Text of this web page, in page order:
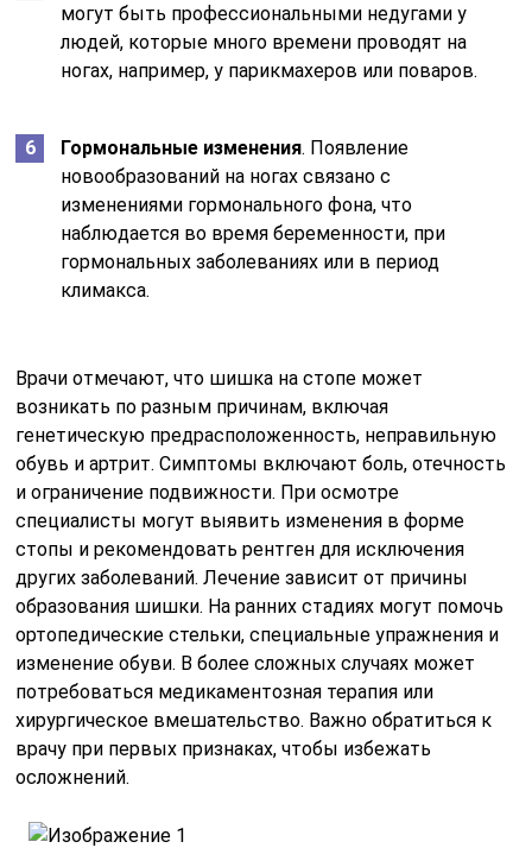
могут быть профессиональными недугами у
людей, которые много времени проводят на
ногах, например, у парикмахеров или поваров.
Гормональные изменения. Появление
новообразований на ногах связано с
изменениями гормонального фона, что
наблюдается во время беременности, при
гормональных заболеваниях или в период
климакса.
Врачи отмечают, что шишка на стопе может
возникать по разным причинам, включая
генетическую предрасположенность, неправильную
обувь и артрит. Симптомы включают боль, отечность
и ограничение подвижности. При осмотре
специалисты могут выявить изменения в форме
стопы и рекомендовать рентген для исключения
других заболеваний. Лечение зависит от причины
образования шишки. На ранних стадиях могут помочь
ортопедические стельки, специальные упражнения и
изменение обуви. В более сложных случаях может
потребоваться медикаментозная терапия или
хирургическое вмешательство. Важно обратиться к
врачу при первых признаках, чтобы избежать
осложнений.